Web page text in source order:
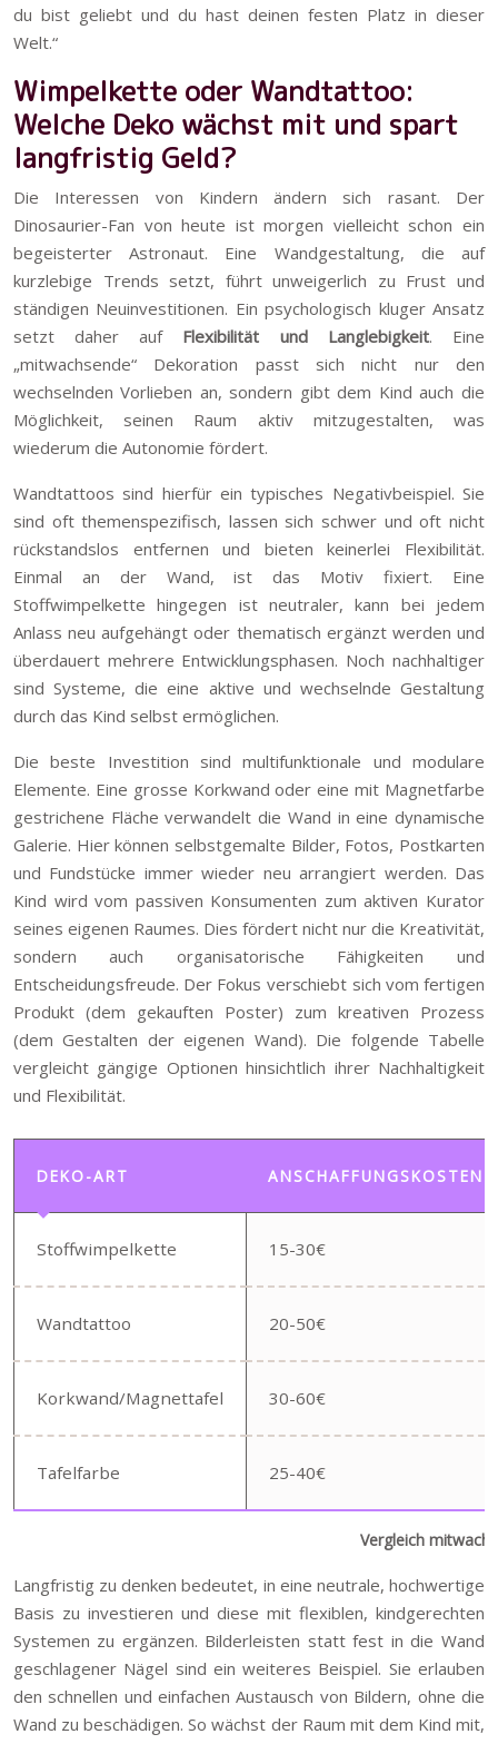
du bist geliebt und du hast deinen festen Platz in dieser
Welt.“
Wimpelkette oder Wandtattoo:
Welche Deko wächst mit und spart
langfristig Geld?
Die Interessen von Kindern ändern sich rasant. Der
Dinosaurier-Fan von heute ist morgen vielleicht schon ein
begeisterter Astronaut. Eine Wandgestaltung, die auf
kurzlebige Trends setzt, führt unweigerlich zu Frust und
ständigen Neuinvestitionen. Ein psychologisch kluger Ansatz
setzt daher auf Flexibilität und Langlebigkeit. Eine
„mitwachsende“ Dekoration passt sich nicht nur den
wechselnden Vorlieben an, sondern gibt dem Kind auch die
Möglichkeit, seinen Raum aktiv mitzugestalten, was
wiederum die Autonomie fördert.
Wandtattoos sind hierfür ein typisches Negativbeispiel. Sie
sind oft themenspezifisch, lassen sich schwer und oft nicht
rückstandslos entfernen und bieten keinerlei Flexibilität.
Einmal an der Wand, ist das Motiv fixiert. Eine
Stoffwimpelkette hingegen ist neutraler, kann bei jedem
Anlass neu aufgehängt oder thematisch ergänzt werden und
überdauert mehrere Entwicklungsphasen. Noch nachhaltiger
sind Systeme, die eine aktive und wechselnde Gestaltung
durch das Kind selbst ermöglichen.
Die beste Investition sind multifunktionale und modulare
Elemente. Eine grosse Korkwand oder eine mit Magnetfarbe
gestrichene Fläche verwandelt die Wand in eine dynamische
Galerie. Hier können selbstgemalte Bilder, Fotos, Postkarten
und Fundstücke immer wieder neu arrangiert werden. Das
Kind wird vom passiven Konsumenten zum aktiven Kurator
seines eigenen Raumes. Dies fördert nicht nur die Kreativität,
sondern auch organisatorische Fähigkeiten und
Entscheidungsfreude. Der Fokus verschiebt sich vom fertigen
Produkt (dem gekauften Poster) zum kreativen Prozess
(dem Gestalten der eigenen Wand). Die folgende Tabelle
vergleicht gängige Optionen hinsichtlich ihrer Nachhaltigkeit
und Flexibilität.
Vergleich
DEKO-ART ANSCHAFFUNGSKOSTEN
Stoffwimpelkette 15-30€
Wandtattoo 20-50€
Korkwand/Magnettafel 30-60€
Tafelfarbe 25-40€
Langfristig zu denken bedeutet, in eine neutrale, hochwertige
Basis zu investieren und diese mit flexiblen, kindgerechten
Systemen zu ergänzen. Bilderleisten statt fest in die Wand
geschlagener Nägel sind ein weiteres Beispiel. Sie erlauben
den schnellen und einfachen Austausch von Bildern, ohne die
Wand zu beschädigen. So wächst der Raum mit dem Kind mit,